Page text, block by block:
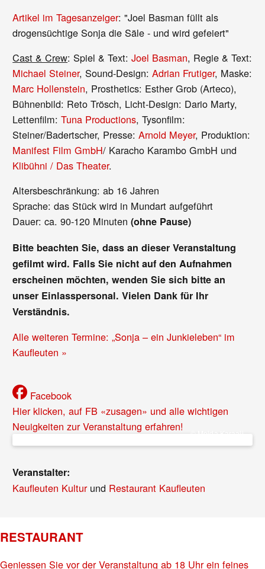
Artikel im Tagesanzeiger: "Joel Basman füllt als
drogensüchtige Sonja die Säle - und wird gefeiert"
Cast & Crew: Spiel & Text:Joel Basman, Regie & Text:
Michael Steiner, Sound-Design:Adrian Frutiger, Maske:
Marc Hollenstein, Prosthetics: Esther Grob (Arteco),
Bühnenbild: Reto Trösch, Licht-Design: Dario Marty,
Lettenfilm:Tuna Productions, Tysonfilm:
Steiner/Badertscher, Presse:Arnold Meyer, Produktion:
Manifest Film GmbH/ Karacho Karambo GmbH und
Klibühni / Das Theater.
Altersbeschränkung: ab 16 Jahren
Sprache: das Stück wird in Mundart aufgeführt
Dauer: ca. 90-120 Minuten(ohne Pause)
Bitte beachten Sie, dass an dieser Veranstaltung
gefilmt wird. Falls Sie nicht auf den Aufnahmen
erscheinen möchten, wenden Sie sich bitte an
unser Einlasspersonal. Vielen Dank für Ihr
Verständnis.
Alle weiteren Termine: „Sonja – ein Junkieleben“ im
Kaufleuten »
Facebook
Hier klicken, auf FB «zusagen» und alle wichtigen
Neuigkeiten zur Veranstaltung erfahren!
Veranstalter:
Kaufleuten Kulturund Restaurant Kaufleuten
RESTAURANT
Geniessen Sie vor der Veranstaltung ab 18 Uhr ein feines